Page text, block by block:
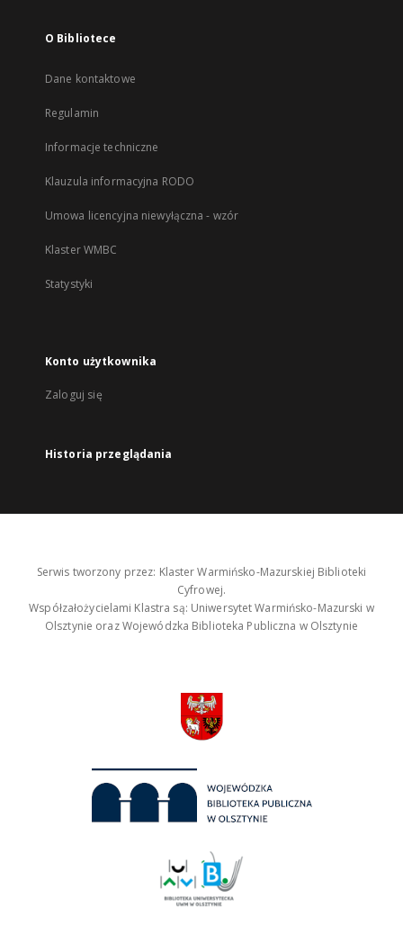
O Bibliotece
Dane kontaktowe
Regulamin
Informacje techniczne
Klauzula informacyjna RODO
Umowa licencyjna niewyłączna - wzór
Klaster WMBC
Statystyki
Konto użytkownika
Zaloguj się
Historia przeglądania
Serwis tworzony przez: Klaster Warmińsko-Mazurskiej Biblioteki
Cyfrowej.
Współzałożycielami Klastra są: Uniwersytet Warmińsko-Mazurski w
Olsztynie oraz Wojewódzka Biblioteka Publiczna w Olsztynie